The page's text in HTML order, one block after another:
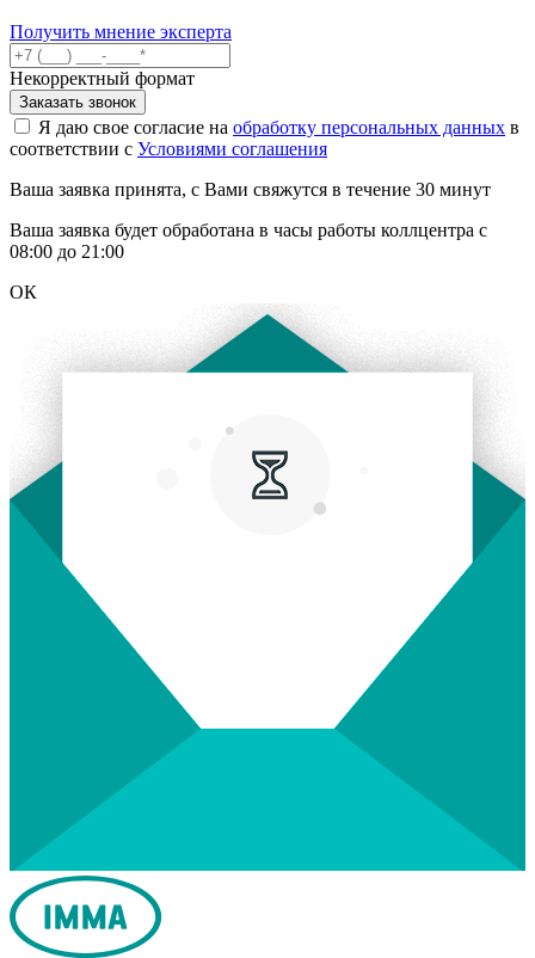
Получить мнение эксперта
Некорректный формат
Заказать звонок
Я даю свое согласие на обработку персональных данных в
соответствии с Условиями соглашения
Ваша заявка принята, с Вами свяжутся в течение 30 минут
Ваша заявка будет обработана в часы работы коллцентра с
08:00 до 21:00
ОК